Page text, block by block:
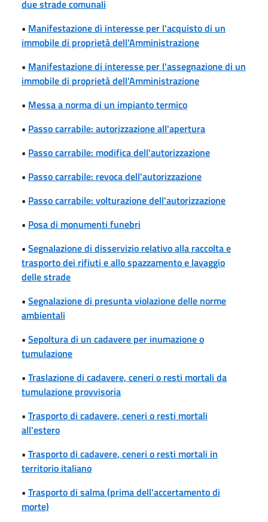
due strade comunali
• Manifestazione di interesse per l'acquisto di un
immobile di proprietà dell'Amministrazione
• Manifestazione di interesse per l'assegnazione di un
immobile di proprietà dell'Amministrazione
• Messa a norma di un impianto termico
• Passo carrabile: autorizzazione all'apertura
• Passo carrabile: modifica dell'autorizzazione
• Passo carrabile: revoca dell'autorizzazione
• Passo carrabile: volturazione dell'autorizzazione
• Posa di monumenti funebri
• Segnalazione di disservizio relativo alla raccolta e
trasporto dei rifiuti e allo spazzamento e lavaggio
delle strade
• Segnalazione di presunta violazione delle norme
ambientali
• Sepoltura di un cadavere per inumazione o
tumulazione
• Traslazione di cadavere, ceneri o resti mortali da
tumulazione provvisoria
• Trasporto di cadavere, ceneri o resti mortali
all'estero
• Trasporto di cadavere, ceneri o resti mortali in
territorio italiano
• Trasporto di salma (prima dell'accertamento di
morte)